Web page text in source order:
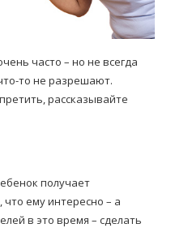
часто – но не всегда
то не разрешают.
рассказывайте
получает
ему интересно – а
в это время – сделать